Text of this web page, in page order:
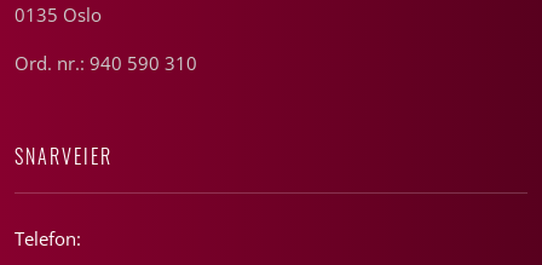
0135 Oslo
Ord. nr.: 940 590 310
SNARVEIER
Telefon: